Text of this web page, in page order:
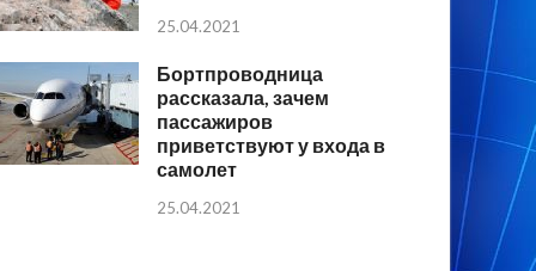
25.04.2021
Бортпроводница
рассказала, зачем
пассажиров
приветствуют у входа в
самолет
25.04.2021